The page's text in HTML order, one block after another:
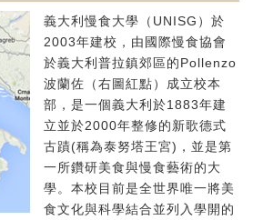
義大利慢食大學（UNISG）於
2003年建校，由國際慢食協會
於義大利普拉鎮郊區的Pollenzo
波蘭佐（右圖紅點）成立校本
部，是一個義大利於1883年建
立並於2000年整修的新歌德式
古蹟(稱為泰努塔王宮)，並是第
一所鑽研美食與慢食藝術的大
學。本校目前是全世界唯一將美
食文化與科學結合並列入學開的